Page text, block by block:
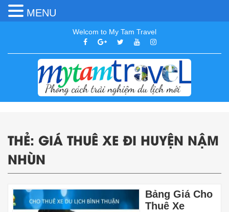
Welcom to My Tam Travel
THẺ: GIÁ THUÊ XE ĐI HUYỆN NẬM
NHÙN
Bảng Giá Cho
Thuê Xe
MENU